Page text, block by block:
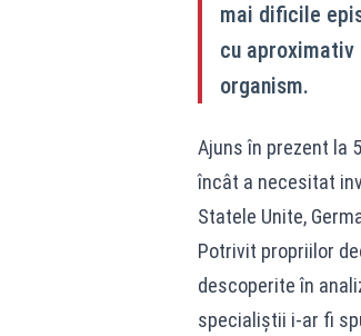
mai dificile
cu
organism.
Ajuns în prezent la
încât a necesitat
Statele Unite,
Potrivit propriilor
descoperite în
specialiștii i-ar fi